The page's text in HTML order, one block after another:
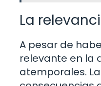
La
A pesar de
relevante en la
atemporales.